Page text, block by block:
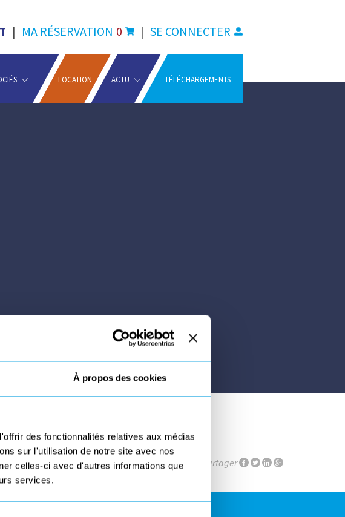
À propos des cookies
des fonctionnalités relatives aux médias
sur l'utilisation de notre site avec nos
celles-ci avec d'autres informations que
services.
| MA RÉSERVATION 0 | SE CONNECTER
LOCATION ACTU TÉLÉCHARGEMENTS
Partager